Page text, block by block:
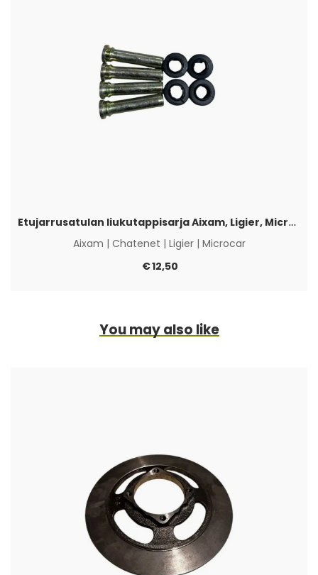
Etujarrusatulan liukutappisarja Aixam, Ligier, Microcar & Chatenet
Aixam | Chatenet | Ligier| Microcar
€12,50
You may also like